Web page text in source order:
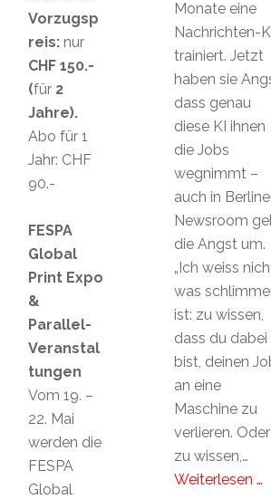
Monate eine
Nachrichten-
trainiert. Jetzt
haben sie
dass genau
diese KI ihnen
die Jobs
wegnimmt –
auch in
Newsroom
die Angst um.
„Ich weiss
was
ist: zu wissen,
dass du dabei
bist, deinen
an eine
Maschine zu
verlieren. Oder
zu wissen,…
Weiterlesen …
Vorzugsp
reis: nur
CHF 150.-
(für 2
Jahre).
Abo für 1
Jahr: CHF
90.-
FESPA
Global
Print Expo
&
Parallel-
Veranstal
tungen
Vom 19. –
22. Mai
werden die
FESPA
Global